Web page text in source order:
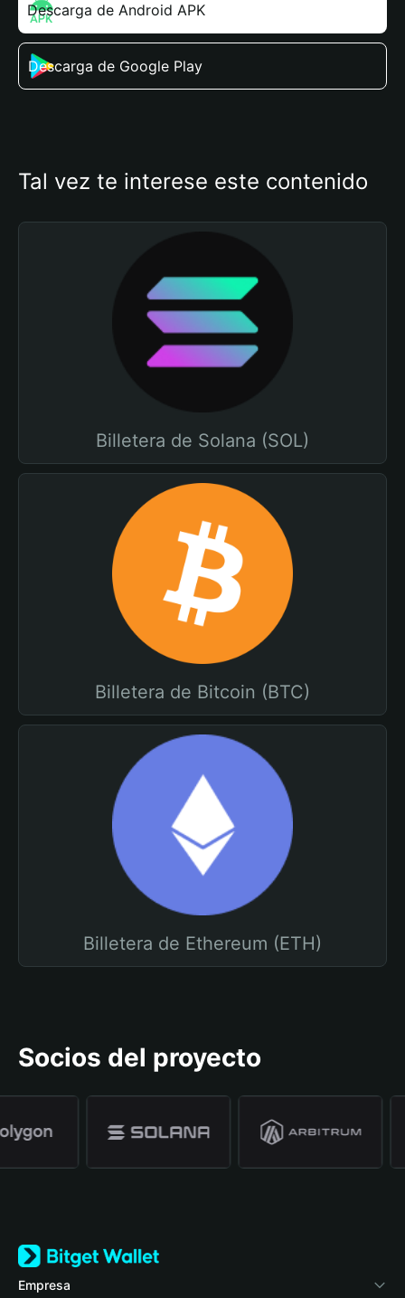
Descarga de Android APK
Descarga de Google Play
Tal vez te interese este contenido
Billetera de Solana (SOL)
Billetera de Bitcoin (BTC)
Billetera de Ethereum (ETH)
Socios del proyecto
Empresa